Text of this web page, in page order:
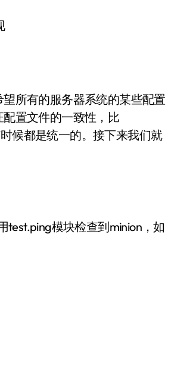
所有的服务器系统的某些配置
置文件的一致性，比
候都是统一的。接下来我们就
模块检查到minion，如